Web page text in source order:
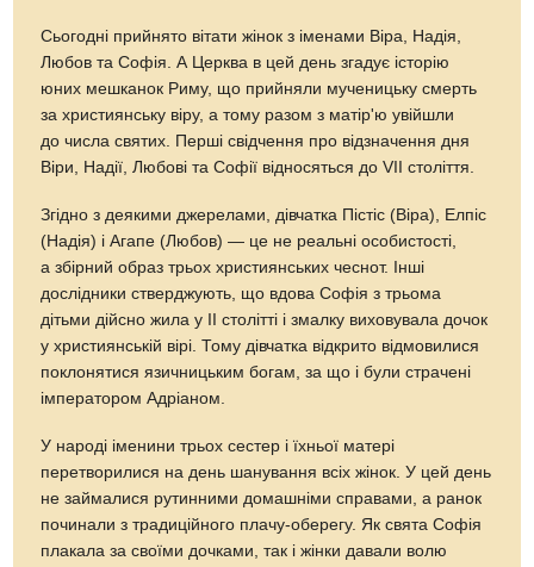
Сьогодні прийнято вітати жінок з іменами Віра, Надія,
Любов та Софія. А Церква в цей день згадує історію
юних мешканок Риму, що прийняли мученицьку смерть
за християнську віру, а тому разом з матір'ю увійшли
до числа святих. Перші свідчення про відзначення дня
Віри, Надії, Любові та Софії відносяться до VII століття.
Згідно з деякими джерелами, дівчатка Пістіс (Віра), Елпіс
(Надія) і Агапе (Любов) — це не реальні особистості,
а збірний образ трьох християнських чеснот. Інші
дослідники стверджують, що вдова Софія з трьома
дітьми дійсно жила у II столітті і змалку виховувала дочок
у християнській вірі. Тому дівчатка відкрито відмовилися
поклонятися язичницьким богам, за що і були страчені
імператором Адріаном.
У народі іменини трьох сестер і їхньої матері
перетворилися на день шанування всіх жінок. У цей день
не займалися рутинними домашніми справами, а ранок
починали з традиційного плачу-оберегу. Як свята Софія
плакала за своїми дочками, так і жінки давали волю